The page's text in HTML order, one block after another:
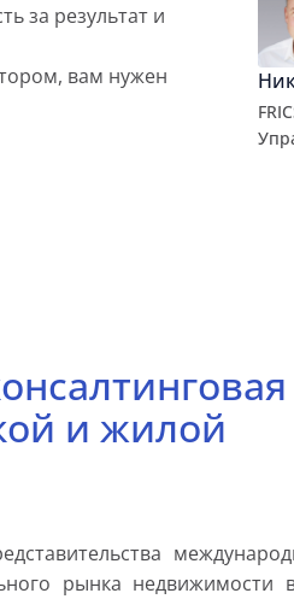
за результат и
вам нужен
и жилой
рынка недвижимости